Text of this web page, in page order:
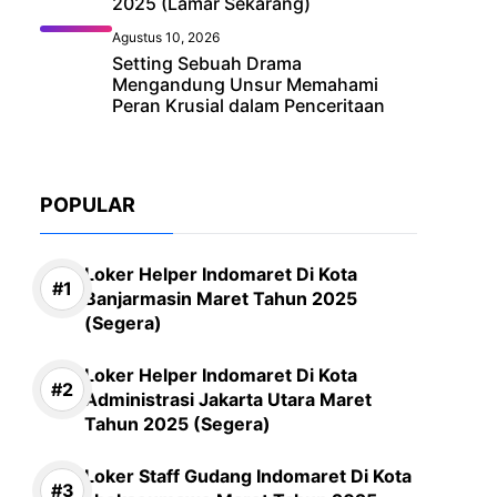
Agustus 10, 2026
Setting Sebuah Drama
Mengandung Unsur Memahami
Peran Krusial dalam Penceritaan
POPULAR
Loker Helper Indomaret Di Kota
Banjarmasin Maret Tahun 2025
(Segera)
Loker Helper Indomaret Di Kota
Administrasi Jakarta Utara Maret
Tahun 2025 (Segera)
Loker Staff Gudang Indomaret Di Kota